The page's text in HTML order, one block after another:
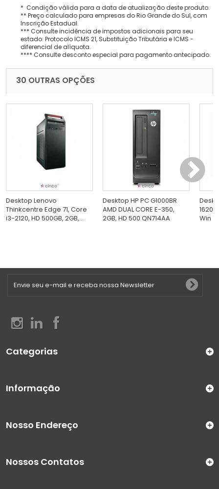
* Condição válida para a data de atualização deste produto.
** Preço calculado para empresas do Rio Grande do Sul, com
Inscrição Estadual.
*** Consulte incidência de impostos adicionais para seu
estado: Protocolo ICMS 21, Substituição Tributária e ICMS -
diferencial de alíquota.
**** Consulte desconto especial para pagamento antecipado.
30 OUTRAS OPÇÕES
Desktop Lenovo
Thinkcentre Edge 71, Core
i3-2120, HD 500GB, 2GB,...
Desktop HP PC G1000BR
AMD DUAL CORE E-350,
2GB, HD 500 QN714AA
1620,
Win 7
Categorias
Informação
Nosso Endereço
Nossos Contatos